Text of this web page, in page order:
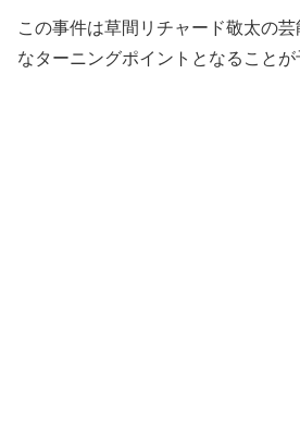
この事件は草間リチャード敬太の
なターニングポイントとなることが